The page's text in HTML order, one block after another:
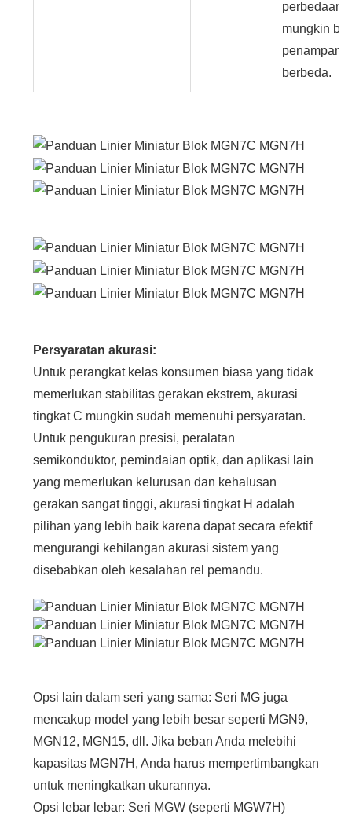
perbedaan
mungkin
penampang
berbeda.
Persyaratan akurasi:
Untuk perangkat kelas konsumen biasa yang tidak
memerlukan stabilitas gerakan ekstrem, akurasi
tingkat C mungkin sudah memenuhi persyaratan.
Untuk pengukuran presisi, peralatan
semikonduktor, pemindaian optik, dan aplikasi lain
yang memerlukan kelurusan dan kehalusan
gerakan sangat tinggi, akurasi tingkat H adalah
pilihan yang lebih baik karena dapat secara efektif
mengurangi kehilangan akurasi sistem yang
disebabkan oleh kesalahan rel pemandu.
Opsi lain dalam seri yang sama: Seri MG juga
mencakup model yang lebih besar seperti MGN9,
MGN12, MGN15, dll. Jika beban Anda melebihi
kapasitas MGN7H, Anda harus mempertimbangkan
untuk meningkatkan ukurannya.
Opsi lebar lebar: Seri MGW (seperti MGW7H)